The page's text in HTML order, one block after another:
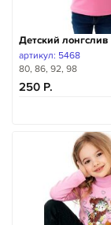
Детский
артикул: 5468
80, 86, 92, 98
250